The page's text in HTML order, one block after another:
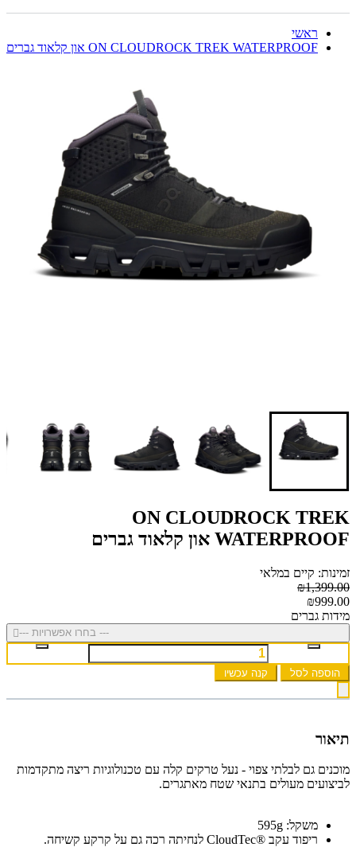
ראשי
ON CLOUDROCK TREK WATERPROOF און קלאוד גברים
ON CLOUDROCK TREK
WATERPROOF און קלאוד גברים
זמינות: קיים במלאי
₪1,399.00
₪999.00
מידות גברים
--- בחרו אפשרויות ---
הוספה לסל קנה עכשיו
תיאור
מוכנים גם לבלתי צפוי - נעל טרקים קלה עם טכנולוגיות ריצה מתקדמות
לביצועים מעולים בתנאי שטח מאתגרים.
משקל: 595g
ריפוד עקב ®CloudTec לנחיתה רכה גם על קרקע קשיחה.